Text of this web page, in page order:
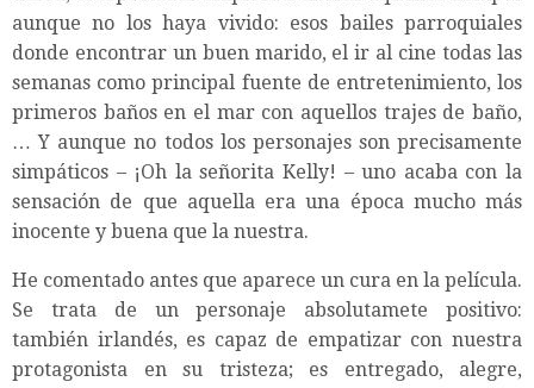
aunque no los haya vivido: esos bailes parroquiales
donde encontrar un buen marido, el ir al cine todas las
semanas como principal fuente de entretenimiento, los
primeros baños en el mar con aquellos trajes de baño,
… Y aunque no todos los personajes son precisamente
simpáticos – ¡Oh la señorita Kelly! – uno acaba con la
sensación de que aquella era una época mucho más
inocente y buena que la nuestra.
He comentado antes que aparece un cura en la película.
Se trata de un personaje absolutamete positivo:
también irlandés, es capaz de empatizar con nuestra
protagonista en su tristeza; es entregado, alegre,